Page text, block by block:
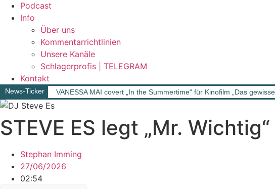
Podcast
Info
Über uns
Kommentarrichtlinien
Unsere Kanäle
Schlagerprofis | TELEGRAM
Kontakt
News-Ticker VANESSA MAI covert „In the Summertime“ für Kinofilm „Das
STEVE ES legt „Mr.
Stephan Imming
27/06/2026
02:54